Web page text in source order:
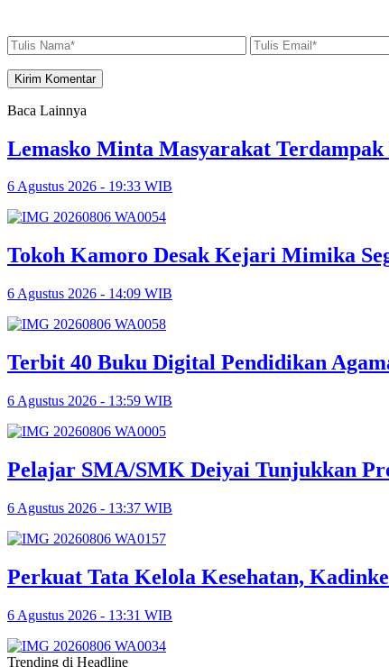
Baca Lainnya
Lemasko Minta Masyarakat
6 Agustus 2026 - 19:33 WIB
Tokoh Kamoro Desak Kejari Mimika
6 Agustus 2026 - 14:09 WIB
Terbit 40 Buku Digital Pendidikan
6 Agustus 2026 - 13:59 WIB
Pelajar SMA/SMK Deiyai Tunjukkan
6 Agustus 2026 - 13:37 WIB
Perkuat Tata Kelola Kesehatan,
6 Agustus 2026 - 13:31 WIB
Trending di Headline